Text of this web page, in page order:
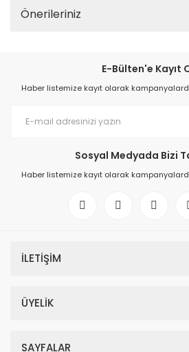
Önerileriniz
E-Bülten'e Kayıt
Haber listemize kayıt olarak
Sosyal Medyada Bizi
Haber listemize kayıt olarak
İLETİŞİM
ÜYELİK
SAYFALAR